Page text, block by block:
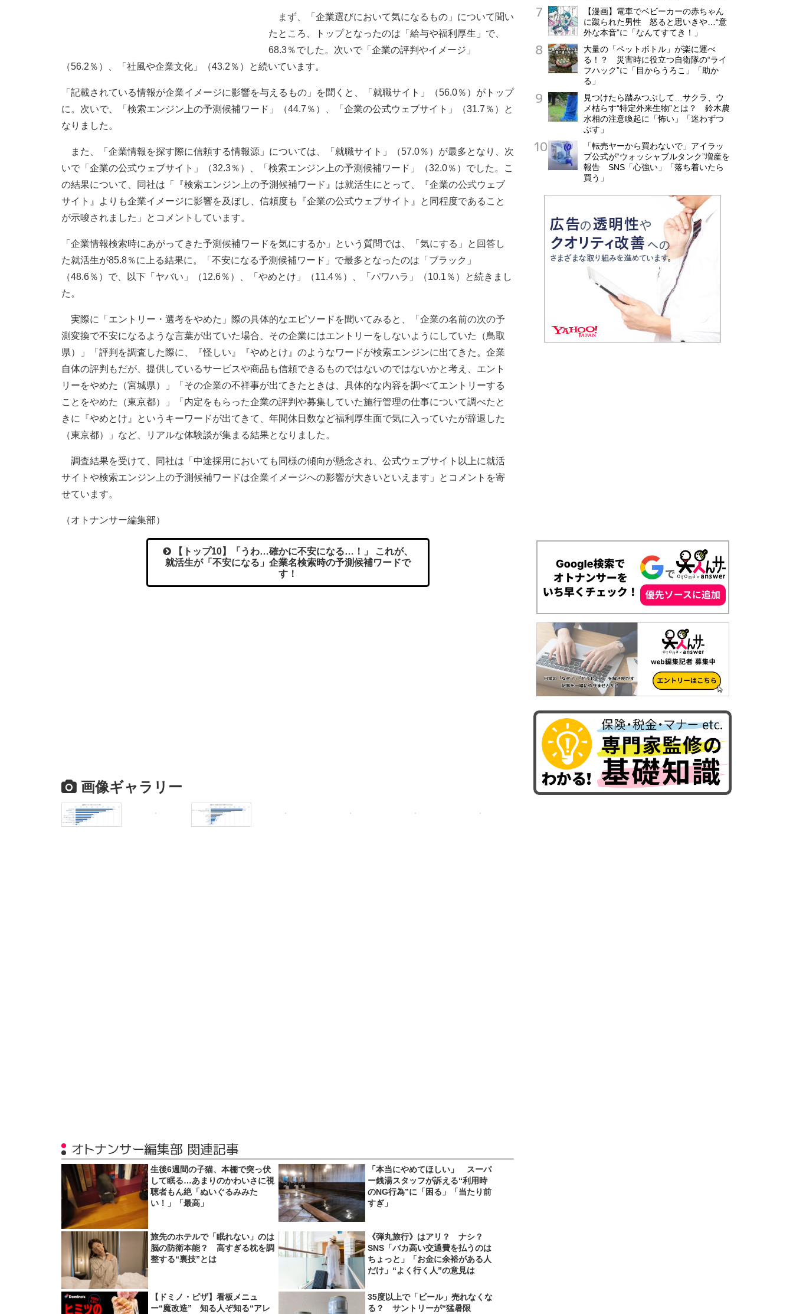
まず、「企業選びにおいて気になるもの」について聞い
たところ、トップとなったのは「給与や福利厚生」で、
68.3％でした。次いで「企業の評判やイメージ」
（56.2％）、「社風や企業文化」（43.2％）と続いています。
「記載されている情報が企業イメージに影響を与えるもの」を聞くと、「就職サイト」（56.0％）がトップ
に。次いで、「検索エンジン上の予測候補ワード」（44.7％）、「企業の公式ウェブサイト」（31.7％）と
なりました。
また、「企業情報を探す際に信頼する情報源」については、「就職サイト」（57.0％）が最多となり、次
いで「企業の公式ウェブサイト」（32.3％）、「検索エンジン上の予測候補ワード」（32.0％）でした。こ
の結果について、同社は「『検索エンジン上の予測候補ワード』は就活生にとって、『企業の公式ウェブ
サイト』よりも企業イメージに影響を及ぼし、信頼度も『企業の公式ウェブサイト』と同程度であること
が示唆されました」とコメントしています。
「企業情報検索時にあがってきた予測候補ワードを気にするか」という質問では、「気にする」と回答し
た就活生が85.8％に上る結果に。「不安になる予測候補ワード」で最多となったのは「ブラック」
（48.6％）で、以下「ヤバい」（12.6％）、「やめとけ」（11.4％）、「パワハラ」（10.1％）と続きまし
た。
実際に「エントリー・選考をやめた」際の具体的なエピソードを聞いてみると、「企業の名前の次の予
測変換で不安になるような言葉が出ていた場合、その企業にはエントリーをしないようにしていた（鳥取
県）」「評判を調査した際に、『怪しい』『やめとけ』のようなワードが検索エンジンに出てきた。企業
自体の評判もだが、提供しているサービスや商品も信頼できるものではないのではないかと考え、エント
リーをやめた（宮城県）」「その企業の不祥事が出てきたときは、具体的な内容を調べてエントリーする
ことをやめた（東京都）」「内定をもらった企業の評判や募集していた施行管理の仕事について調べたと
きに『やめとけ』というキーワードが出てきて、年間休日数など福利厚生面で気に入っていたが辞退した
（東京都）」など、リアルな体験談が集まる結果となりました。
調査結果を受けて、同社は「中途採用においても同様の傾向が懸念され、公式ウェブサイト以上に就活
サイトや検索エンジン上の予測候補ワードは企業イメージへの影響が大きいといえます」とコメントを寄
せています。
（オトナンサー編集部）
【トップ10】「うわ…確かに不安になる…！」 これが、
就活生が「不安になる」企業名検索時の予測候補ワードで
す！
画像ギャラリー
オトナンサー編集部 関連記事
生後6週間の子猫、本棚で突っ伏
して眠る…あまりのかわいさに視
聴者もん絶「ぬいぐるみみた
い！」「最高」
「本当にやめてほしい」 スーパ
ー銭湯スタッフが訴える“利用時
のNG行為”に「困る」「当たり前
すぎ」
旅先のホテルで「眠れない」のは
脳の防衛本能？ 高すぎる枕を調
整する“裏技”とは
《弾丸旅行》はアリ？ ナシ？
SNS「バカ高い交通費を払うのは
ちょっと」「お金に余裕がある人
だけ」“よく行く人”の意見は
【ドミノ・ピザ】看板メニュ
ー“魔改造” 知る人ぞ知る“アレ
35度以上で「ビール」売れなくな
る？ サントリーが“猛暑限
【漫画】電車でベビーカーの赤ちゃん
に蹴られた男性 怒ると思いきや…“意
外な本音”に「なんてすてき！」
大量の「ペットボトル」が楽に運べ
る！？ 災害時に役立つ自衛隊の“ライ
フハック”に「目からうろこ」「助か
る」
見つけたら踏みつぶして…サクラ、ウ
メ枯らす“特定外来生物”とは？ 鈴木農
水相の注意喚起に「怖い」「迷わずつ
ぶす」
「転売ヤーから買わないで」アイラッ
プ公式が“ウォッシャブルタンク”増産を
報告 SNS「心強い」「落ち着いたら
買う」